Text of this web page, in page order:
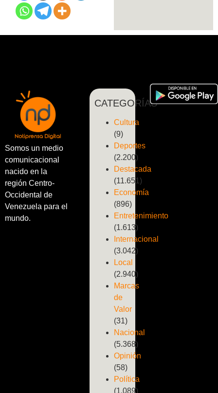
Somos un medio
comunicacional
nacido en la
región Centro-
Occidental de
Venezuela para el
mundo.
CATEGORÍAS
Cultura
(9)
Deportes
(2.200)
Destacada
(11.651)
Economía
(896)
Entretenimiento
(1.613)
Internacional
(3.042)
Local
(2.940)
Marcas
de
Valor
(31)
Nacional
(5.368)
Opinión
(58)
Política
(1.089)